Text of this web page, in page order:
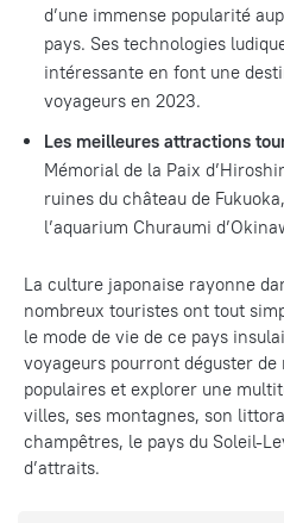
d’une immense popularité
pays. Ses technologies
intéressante en font une
voyageurs en 2023.
Les meilleures attractions
Mémorial de la Paix
ruines du château de
l’aquarium Churaumi
La culture japonaise rayonne
nombreux touristes ont tout
le mode de vie de ce pays
voyageurs pourront déguster
populaires et explorer une
villes, ses montagnes, son
champêtres, le pays du Soleil-
d’attraits.